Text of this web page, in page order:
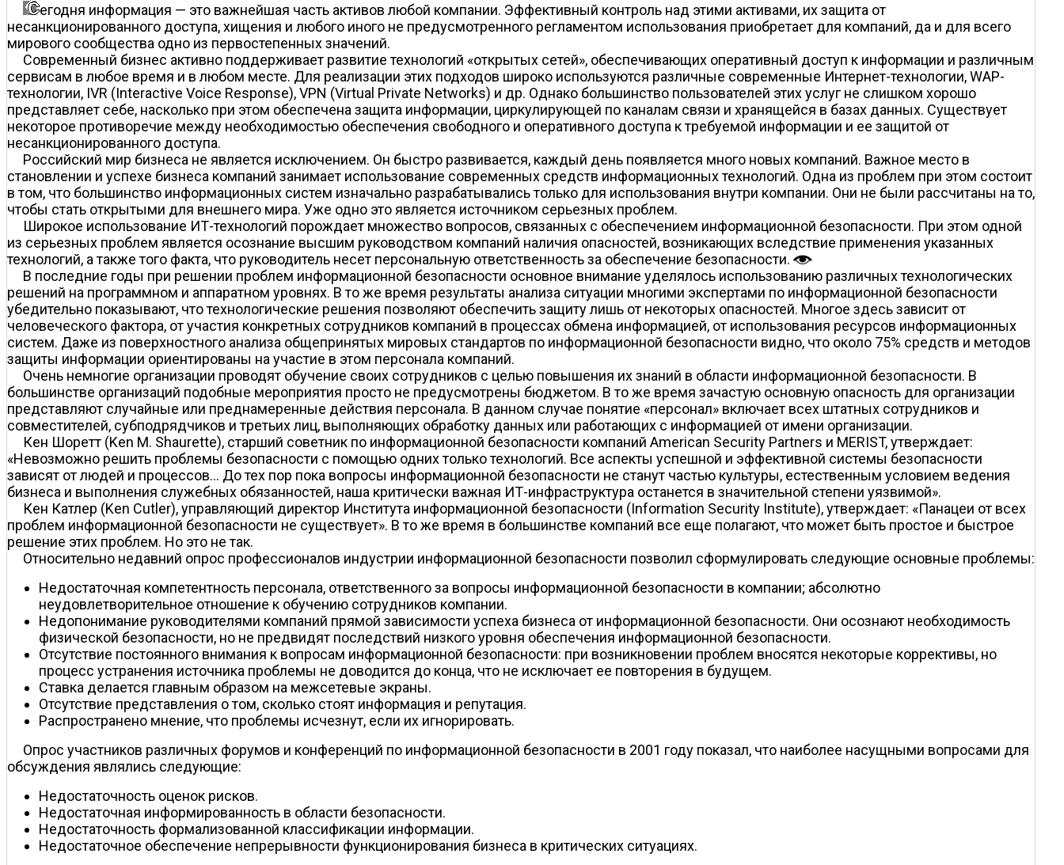
егодня информация — это важнейшая часть активов любой компании. Эффективный контроль над этими активами, их защита от
несанкционированного доступа, хищения и любого иного не предусмотренного регламентом использования приобретает для компаний, да и для всего
мирового сообщества одно из первостепенных значений.
Современный бизнес активно поддерживает развитие технологий «открытых сетей», обеспечивающих оперативный доступ к информации и различным
сервисам в любое время и в любом месте. Для реализации этих подходов широко используются различные современные Интернет-технологии, WAP-
технологии, IVR (Interactive Voice Response), VPN (Virtual Private Networks) и др. Однако большинство пользователей этих услуг не слишком хорошо
представляет себе, насколько при этом обеспечена защита информации, циркулирующей по каналам связи и хранящейся в базах данных. Существует
некоторое противоречие между необходимостью обеспечения свободного и оперативного доступа к требуемой информации и ее защитой от
несанкционированного доступа.
Российский мир бизнеса не является исключением. Он быстро развивается, каждый день появляется много новых компаний. Важное место в
становлении и успехе бизнеса компаний занимает использование современных средств информационных технологий. Одна из проблем при этом состоит
в том, что большинство информационных систем изначально разрабатывались только для использования внутри компании. Они не были рассчитаны на то,
чтобы стать открытыми для внешнего мира. Уже одно это является источником серьезных проблем.
Широкое использование ИТ-технологий порождает множество вопросов, связанных с обеспечением информационной безопасности. При этом одной
из серьезных проблем является осознание высшим руководством компаний наличия опасностей, возникающих вследствие применения указанных
технологий, а также того факта, что руководитель несет персональную ответственность за обеспечение безопасности.
В последние годы при решении проблем информационной безопасности основное внимание уделялось использованию различных технологических
решений на программном и аппаратном уровнях. В то же время результаты анализа ситуации многими экспертами по информационной безопасности
убедительно показывают, что технологические решения позволяют обеспечить защиту лишь от некоторых опасностей. Многое здесь зависит от
человеческого фактора, от участия конкретных сотрудников компаний в процессах обмена информацией, от использования ресурсов информационных
систем. Даже из поверхностного анализа общепринятых мировых стандартов по информационной безопасности видно, что около 75% средств и методов
защиты информации ориентированы на участие в этом персонала компаний.
Очень немногие организации проводят обучение своих сотрудников с целью повышения их знаний в области информационной безопасности. В
большинстве организаций подобные мероприятия просто не предусмотрены бюджетом. В то же время зачастую основную опасность для организации
представляют случайные или преднамеренные действия персонала. В данном случае понятие «персонал» включает всех штатных сотрудников и
совместителей, субподрядчиков и третьих лиц, выполняющих обработку данных или работающих с информацией от имени организации.
Кен Шоретт (Ken M. Shaurette), старший советник по информационной безопасности компаний American Security Partners и MERIST, утверждает:
«Невозможно решить проблемы безопасности с помощью одних только технологий. Все аспекты успешной и эффективной системы безопасности
зависят от людей и процессов... До тех пор пока вопросы информационной безопасности не станут частью культуры, естественным условием ведения
бизнеса и выполнения служебных обязанностей, наша критически важная ИТ-инфраструктура останется в значительной степени уязвимой».
Кен Катлер (Ken Cutler), управляющий директор Института информационной безопасности (Information Security Institute), утверждает: «Панацеи от всех
проблем информационной безопасности не существует». В то же время в большинстве компаний все еще полагают, что может быть простое и быстрое
решение этих проблем. Но это не так.
Относительно недавний опрос профессионалов индустрии информационной безопасности позволил сформулировать следующие основные проблемы:
Недостаточная компетентность персонала, ответственного за вопросы информационной безопасности в компании; абсолютно
неудовлетворительное отношение к обучению сотрудников компании.
Недопонимание руководителями компаний прямой зависимости успеха бизнеса от информационной безопасности. Они осознают необходимость
физической безопасности, но не предвидят последствий низкого уровня обеспечения информационной безопасности.
Отсутствие постоянного внимания к вопросам информационной безопасности: при возникновении проблем вносятся некоторые коррективы, но
процесс устранения источника проблемы не доводится до конца, что не исключает ее повторения в будущем.
Ставка делается главным образом на межсетевые экраны.
Отсутствие представления о том, сколько стоят информация и репутация.
Распространено мнение, что проблемы исчезнут, если их игнорировать.
Опрос участников различных форумов и конференций по информационной безопасности в 2001 году показал, что наиболее насущными вопросами для
обсуждения являлись следующие:
Недостаточность оценок рисков.
Недостаточная информированность в области безопасности.
Недостаточность формализованной классификации информации.
Недостаточное обеспечение непрерывности функционирования бизнеса в критических ситуациях.